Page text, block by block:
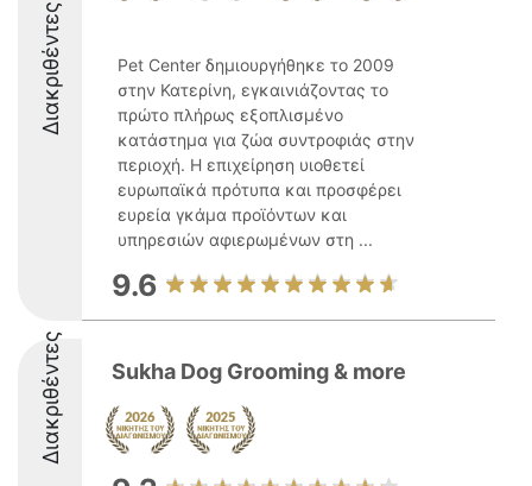
Διακριθέντες
Pet Center δημιουργήθηκε το 2009
στην Κατερίνη, εγκαινιάζοντας το
πρώτο πλήρως εξοπλισμένο
κατάστημα για ζώα συντροφιάς στην
περιοχή. Η επιχείρηση υιοθετεί
ευρωπαϊκά πρότυπα και προσφέρει
ευρεία γκάμα προϊόντων και
υπηρεσιών αφιερωμένων στη ...
9.6
Διακριθέντες Sukha Dog Grooming & more